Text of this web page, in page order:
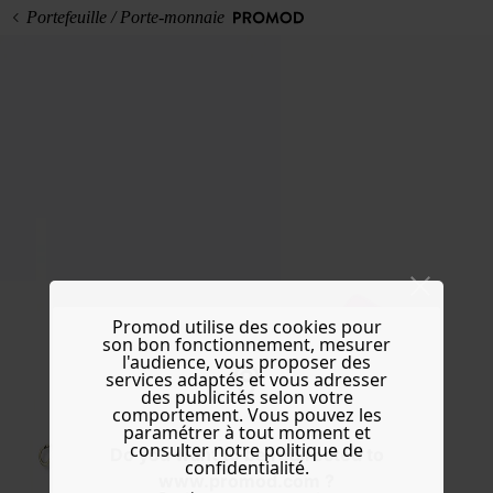
Do you want to be redirected to
www.promod.com ?
Portefeuille / Porte-monnaie
Promod utilise des cookies pour
son bon fonctionnement, mesurer
l'audience, vous proposer des
services adaptés et vous adresser
des publicités selon votre
comportement. Vous pouvez les
paramétrer à tout moment et
consulter notre politique de
confidentialité.